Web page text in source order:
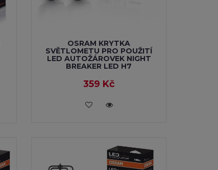
OSRAM KRYTKA
SVĚTLOMETU PRO POUŽITÍ
LED AUTOŽÁROVEK NIGHT
BREAKER LED H7
359 Kč
VLOŽIT DO KOŠÍKU